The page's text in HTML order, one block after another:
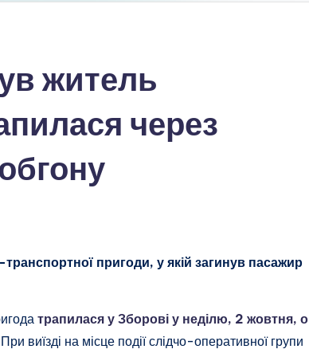
житель
через
пригоди, у якій загинув пасажир
трапилася у Зборові у неділю, 2 жовтня, о
виїзді на місце події слідчо-оперативної групи